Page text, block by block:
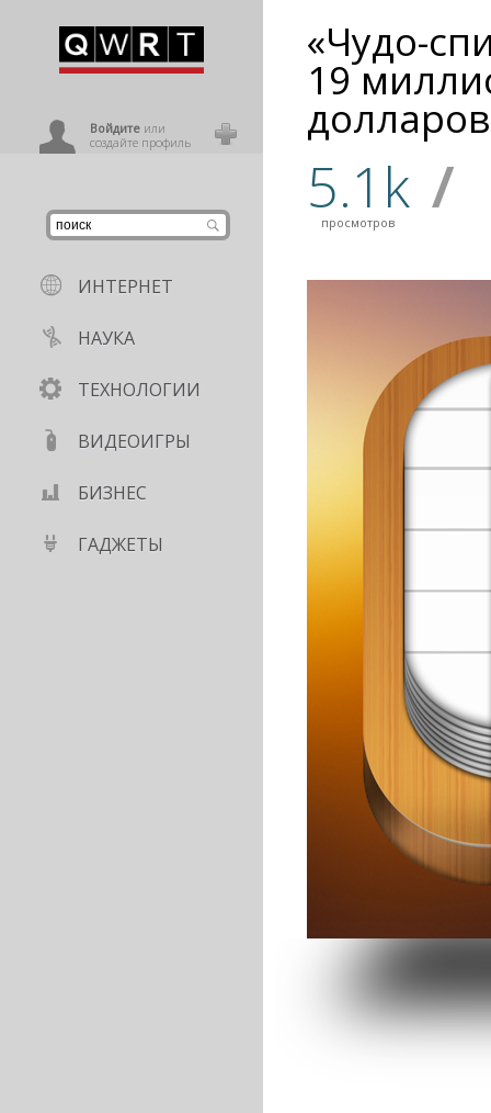
Войдитеили
создайте профиль
ИНТЕРНЕТ
НАУКА
ТЕХНОЛОГИИ
ВИДЕОИГРЫ
БИЗНЕС
ГАДЖЕТЫ
«Чудо-
19
5.1k
просмотров /